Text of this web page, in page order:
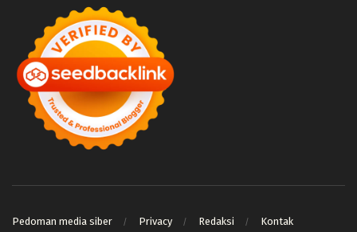
Pedoman media siber Privacy Redaksi Kontak